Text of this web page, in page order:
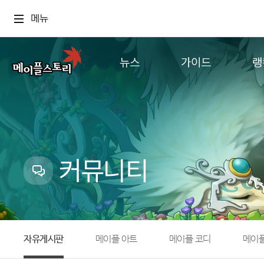
메뉴
뉴스
업데이트
이벤트
캐시샵 공지
메이플 알림판
with maple
가이드
추가정보
컨텐
커뮤니티
자유게시판 메이플 아트 메이플 코디 메이